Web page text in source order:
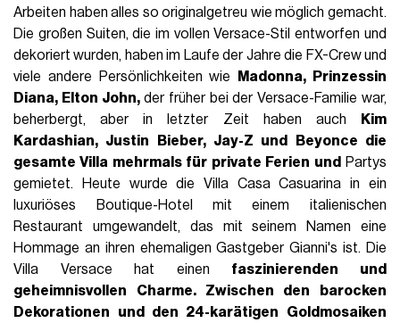
Arbeiten haben alles so originalgetreu wie möglich gemacht.
Die großen Suiten, die im vollen Versace-Stil entworfen und
dekoriert wurden, haben im Laufe der Jahre die FX-Crew und
viele andere Persönlichkeiten wie
Madonna, Prinzessin
Diana, Elton John,der früher bei der Versace-Familie war,
beherbergt, aber in letzter Zeit haben auch
Kim
Kardashian, Justin Bieber, Jay-Z und Beyonce die
gesamte Villa mehrmals für private Ferien und
Partys
gemietet. Heute wurde die Villa Casa Casuarina in ein
luxuriöses Boutique-Hotel mit einem italienischen
Restaurant umgewandelt, das mit seinem Namen eine
Hommage an ihren ehemaligen Gastgeber Gianni's ist. Die
Villa Versace hat einen faszinierenden und
geheimnisvollen Charme. Zwischen den barocken
Dekorationen und den 24-karätigen Goldmosaiken